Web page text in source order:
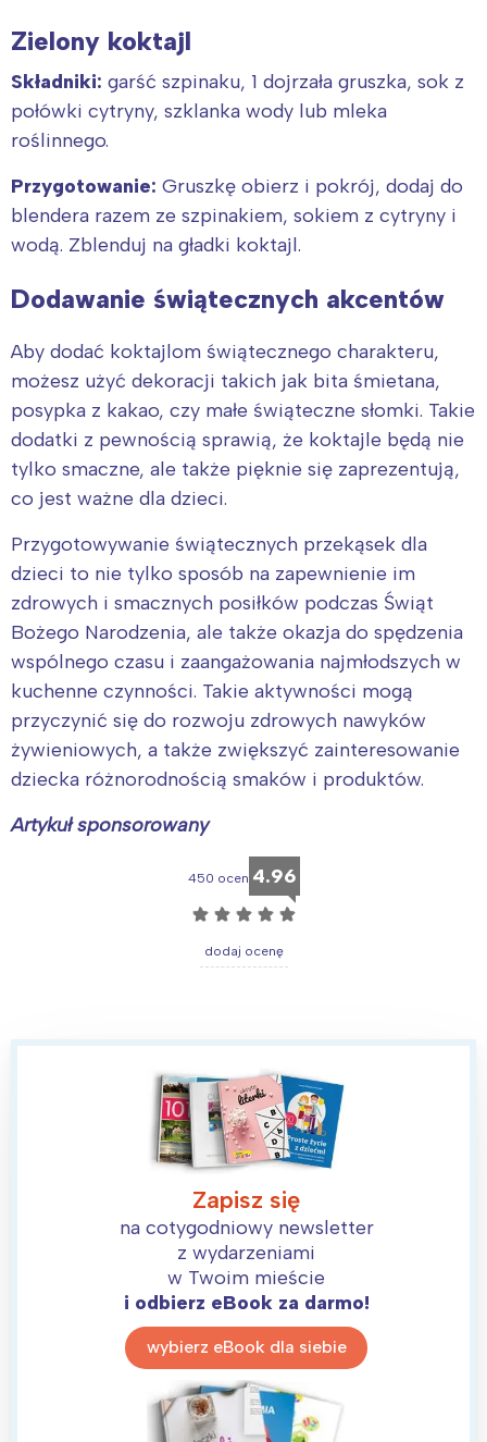
Zielony koktajl
Składniki: garść szpinaku, 1 dojrzała gruszka, sok z
połówki cytryny, szklanka wody lub mleka
roślinnego.
Przygotowanie: Gruszkę obierz i pokrój, dodaj do
blendera razem ze szpinakiem, sokiem z cytryny i
wodą. Zblenduj na gładki koktajl.
Dodawanie świątecznych akcentów
Aby dodać koktajlom świątecznego charakteru,
możesz użyć dekoracji takich jak bita śmietana,
posypka z kakao, czy małe świąteczne słomki. Takie
dodatki z pewnością sprawią, że koktajle będą nie
tylko smaczne, ale także pięknie się zaprezentują,
co jest ważne dla dzieci.
Przygotowywanie świątecznych przekąsek dla
dzieci to nie tylko sposób na zapewnienie im
zdrowych i smacznych posiłków podczas Świąt
Bożego Narodzenia, ale także okazja do spędzenia
wspólnego czasu i zaangażowania najmłodszych w
kuchenne czynności. Takie aktywności mogą
przyczynić się do rozwoju zdrowych nawyków
żywieniowych, a także zwiększyć zainteresowanie
dziecka różnorodnością smaków i produktów.
Artykuł sponsorowany
450 ocen 4.96
☆ ☆ ☆ ☆ ☆
dodaj ocenę
Zapisz się
na cotygodniowy newsletter
z wydarzeniami
w Twoim mieście
i odbierz eBook za darmo!
wybierz eBook dla siebie